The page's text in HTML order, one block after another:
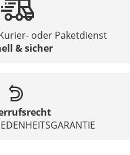
oder Paketdienst
& sicher